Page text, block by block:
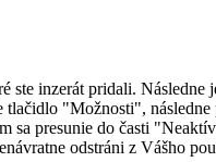
ste inzerát pridali. Následne
tlačidlo "Možnosti",
sa presunie do časti
odstráni z Vášho